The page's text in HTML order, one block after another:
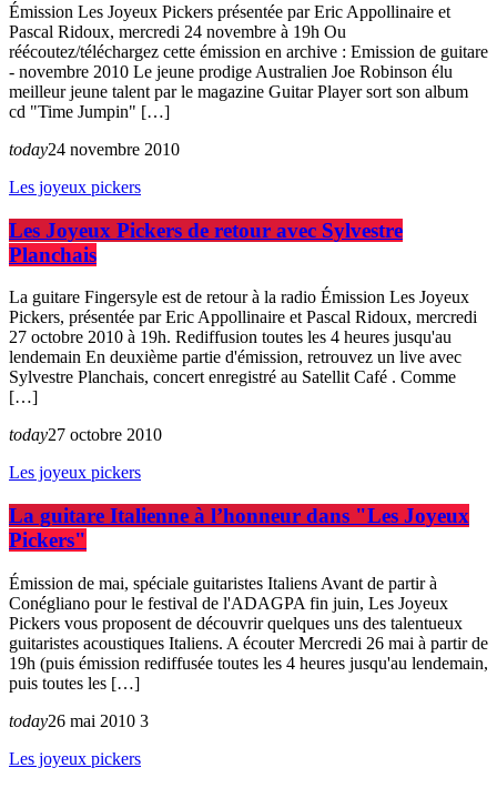
Émission Les Joyeux Pickers présentée par Eric Appollinaire et
Pascal Ridoux, mercredi 24 novembre à 19h Ou
réécoutez/téléchargez cette émission en archive : Emission de guitare
- novembre 2010 Le jeune prodige Australien Joe Robinson élu
meilleur jeune talent par le magazine Guitar Player sort son album
cd "Time Jumpin" […]
today24 novembre 2010
Les joyeux pickers
Les Joyeux Pickers de retour avec Sylvestre
Planchais
La guitare Fingersyle est de retour à la radio Émission Les Joyeux
Pickers, présentée par Eric Appollinaire et Pascal Ridoux, mercredi
27 octobre 2010 à 19h. Rediffusion toutes les 4 heures jusqu'au
lendemain En deuxième partie d'émission, retrouvez un live avec
Sylvestre Planchais, concert enregistré au Satellit Café . Comme
[…]
today27 octobre 2010
Les joyeux pickers
La guitare Italienne à l’honneur dans "Les Joyeux
Pickers"
Émission de mai, spéciale guitaristes Italiens Avant de partir à
Conégliano pour le festival de l'ADAGPA fin juin, Les Joyeux
Pickers vous proposent de découvrir quelques uns des talentueux
guitaristes acoustiques Italiens. A écouter Mercredi 26 mai à partir de
19h (puis émission rediffusée toutes les 4 heures jusqu'au lendemain,
puis toutes les […]
today26 mai 2010 3
Les joyeux pickers